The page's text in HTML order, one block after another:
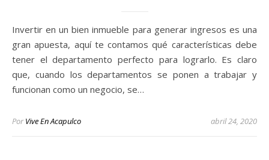
Invertir en un bien inmueble para generar ingresos es una
gran apuesta, aquí te contamos qué características debe
tener el departamento perfecto para lograrlo. Es claro
que, cuando los departamentos se ponen a trabajar y
funcionan como un negocio, se…
Por Vive En Acapulco abril 24, 2020